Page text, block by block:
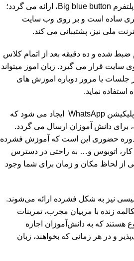
آموزش های آنلاین از طریق پلتفرم Big blue button، ارائه می گردد؛
ساده است و بر روی وب سایت
ملی نیز، پشتیبانی می کند.
ضبط شده و ده دقیقه بعد از اتمام کلاس
سایت قرار می گیرد. زبان اموز میتواند
یا مرور دوباره اموزش های
نماید.
برای هر کلاس یک گروه در اپلیکیشن WhatsApp ایجاد می شود که
برای دانش آموزان ارسال می گردد.
دوره حضوری این است که آموزش فشرده
کار، اتوبوس و… به راحتی در دسترس
از لحاظ مکان و زمان برای شما وجود
نیز به شکل فشرده ارائه می‌شوند.
زنده با مربیان مجرب، تمرینات
هستند که به دانش‌آموزان اجازه
و در هر زمانی که بخواهند، زبان